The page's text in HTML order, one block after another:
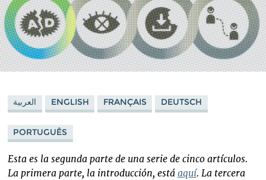
العربية ENGLISH FRANÇAIS DEUTSCH
PORTUGUÊS
Esta es la segunda parte de una serie de cinco artículos.
La primera parte, la introducción, está aquí. La tercera